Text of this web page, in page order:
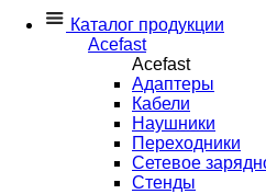
Каталог продукции
Acefast
Acefast
Адаптеры
Кабели
Наушники
Переходники
Сетевое
Стенды